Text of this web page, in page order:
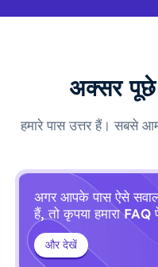
अक्सर पूछे
हमारे पास उत्तर हैं। सबसे
अगर आपके पास ऐसे सवाल
हैं, तो कृपया हमारा
और देखें